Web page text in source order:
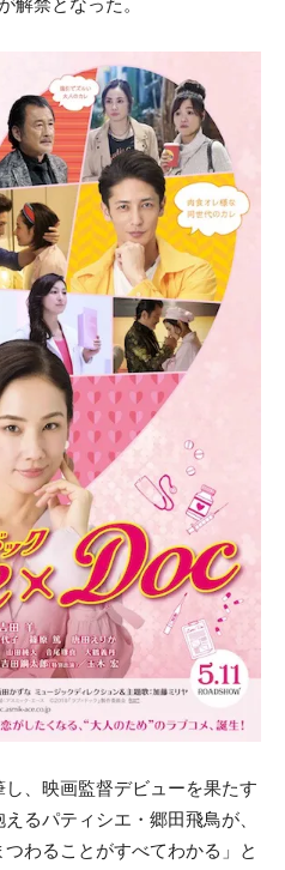
解禁となった。
、映画監督デビューを果たす
るパティシエ・郷田飛鳥が、
つわることがすべてわかる」と